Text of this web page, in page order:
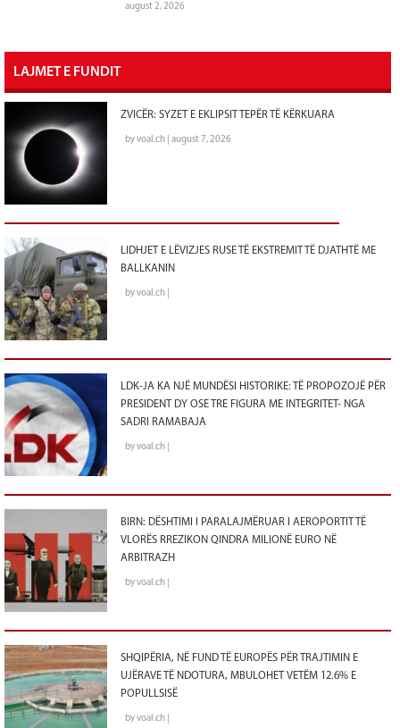
august 2, 2026
LAJMET E FUNDIT
ZVICËR: SYZET E EKLIPSIT TEPËR TË KËRKUARA
by voal.ch | august 7, 2026
LIDHJET E LËVIZJES RUSE TË EKSTREMIT TË DJATHTË ME
BALLKANIN
by voal.ch |
LDK-JA KA NJË MUNDËSI HISTORIKE: TË PROPOZOJË PËR
PRESIDENT DY OSE TRE FIGURA ME INTEGRITET- NGA
SADRI RAMABAJA
by voal.ch |
BIRN: DËSHTIMI I PARALAJMËRUAR I AEROPORTIT TË
VLORËS RREZIKON QINDRA MILIONË EURO NË
ARBITRAZH
by voal.ch |
SHQIPËRIA, NË FUND TË EUROPËS PËR TRAJTIMIN E
UJËRAVE TË NDOTURA, MBULOHET VETËM 12.6% E
POPULLSISË
by voal.ch |